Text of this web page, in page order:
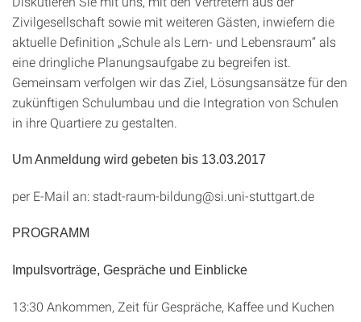
Zivilgesellschaft sowie mit weiteren Gästen, inwiefern die
aktuelle Definition „Schule als Lern- und Lebensraum“ als
eine dringliche Planungsaufgabe zu begreifen ist.
Gemeinsam verfolgen wir das Ziel, Lösungsansätze für den
zukünftigen Schulumbau und die Integration von Schulen
in ihre Quartiere zu gestalten.
Um Anmeldung wird gebeten bis 13.03.2017
per E-Mail an: stadt-raum-bildung@si.uni-stuttgart.de
PROGRAMM
Impulsvorträge, Gespräche und Einblicke
13:30 Ankommen, Zeit für Gespräche, Kaffee und Kuchen